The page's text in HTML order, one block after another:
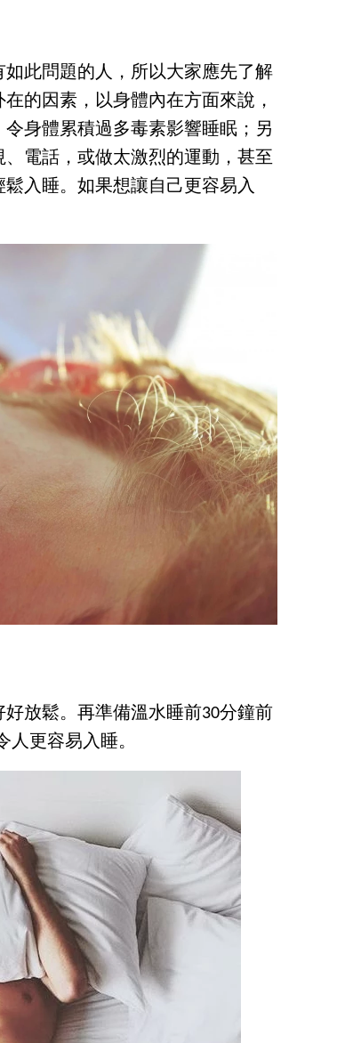
此問題的人，所以大家應先了解
的因素，以身體內在方面來說，
身體累積過多毒素影響睡眠；另
電話，或做太激烈的運動，甚至
入睡。如果想讓自己更容易入
放鬆。再準備溫水睡前30分鐘前
人更容易入睡。